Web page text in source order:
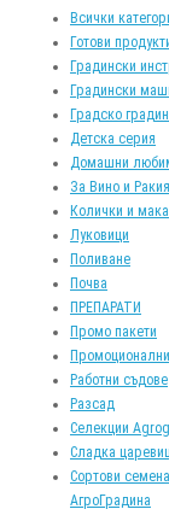
Всички
Готови
Градински
Градински
Градско
Детска серия
Домашни
За Вино и Ракия
Колички и
Луковици
Поливане
Почва
ПРЕПАРАТИ
Промо пакети
Работни съдове
Разсад
Селекции
Сладка
Сортови
АгроГрадина